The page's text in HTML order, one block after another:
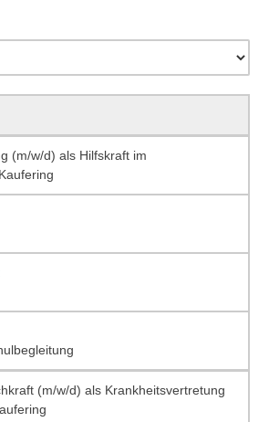
(m/w/d) als Hilfskraft im
(m/w/d) als Krankheitsvertretung